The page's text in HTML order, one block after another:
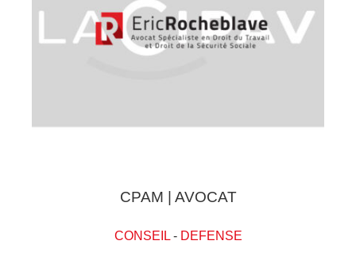
CPAM | AVOCAT
CONSEIL- DEFENSE